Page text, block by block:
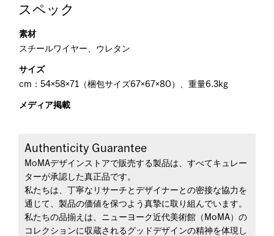
スペック
素材
スチールワイヤー、ウレタン
サイズ
cm：54×58×71（梱包サイズ67×67×80）、重量6.3kg
メディア掲載
Authenticity Guarantee
MoMAデザインストアで販売する製品は、すべてキュレー
ターが承認した真正品です。
私たちは、丁寧なリサーチとデザイナーとの密接な協力を
通じて、製品の価値を保つよう真摯に取り組んでいます。
私たちの品揃えは、ニューヨーク近代美術館（MoMA）の
コレクションに収蔵されるグッドデザインの精神を体現し